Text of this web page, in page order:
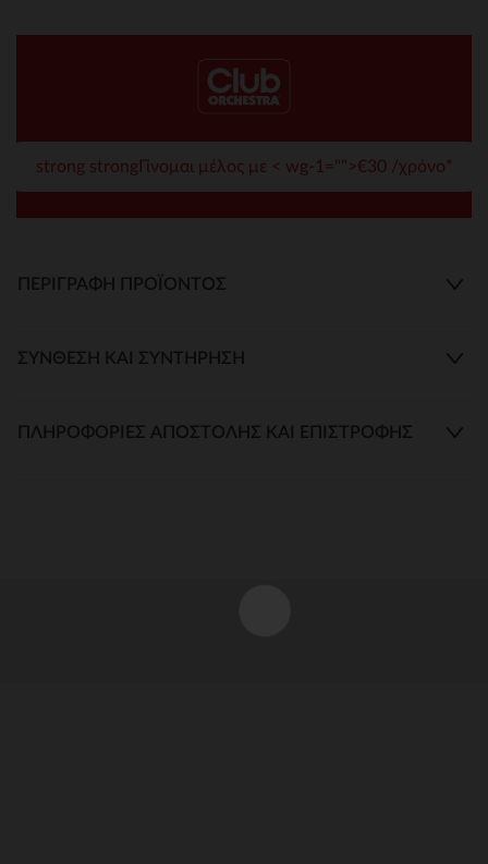
strong strongΓίνομαι μέλος με < wg-1="">€30 /χρόνο*
ΠΕΡΙΓΡΑΦΉ ΠΡΟΪΌΝΤΟΣ
ΣΎΝΘΕΣΗ ΚΑΙ ΣΥΝΤΉΡΗΣΗ
ΠΛΗΡΟΦΟΡΊΕΣ ΑΠΟΣΤΟΛΉΣ ΚΑΙ ΕΠΙΣΤΡΟΦΉΣ